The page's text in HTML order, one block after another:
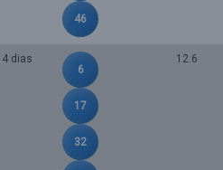
46
4 dias
6
17
32
12.6